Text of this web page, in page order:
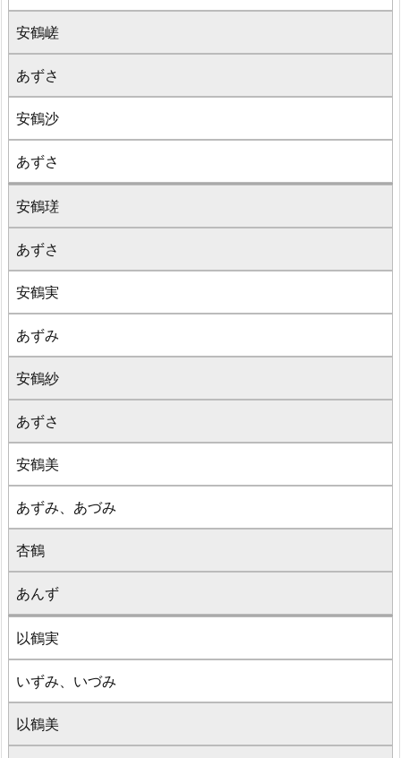
安鶴嵯
あずさ
安鶴沙
あずさ
安鶴瑳
あずさ
安鶴実
あずみ
安鶴紗
あずさ
安鶴美
あずみ、あづみ
杏鶴
あんず
以鶴実
いずみ、いづみ
以鶴美